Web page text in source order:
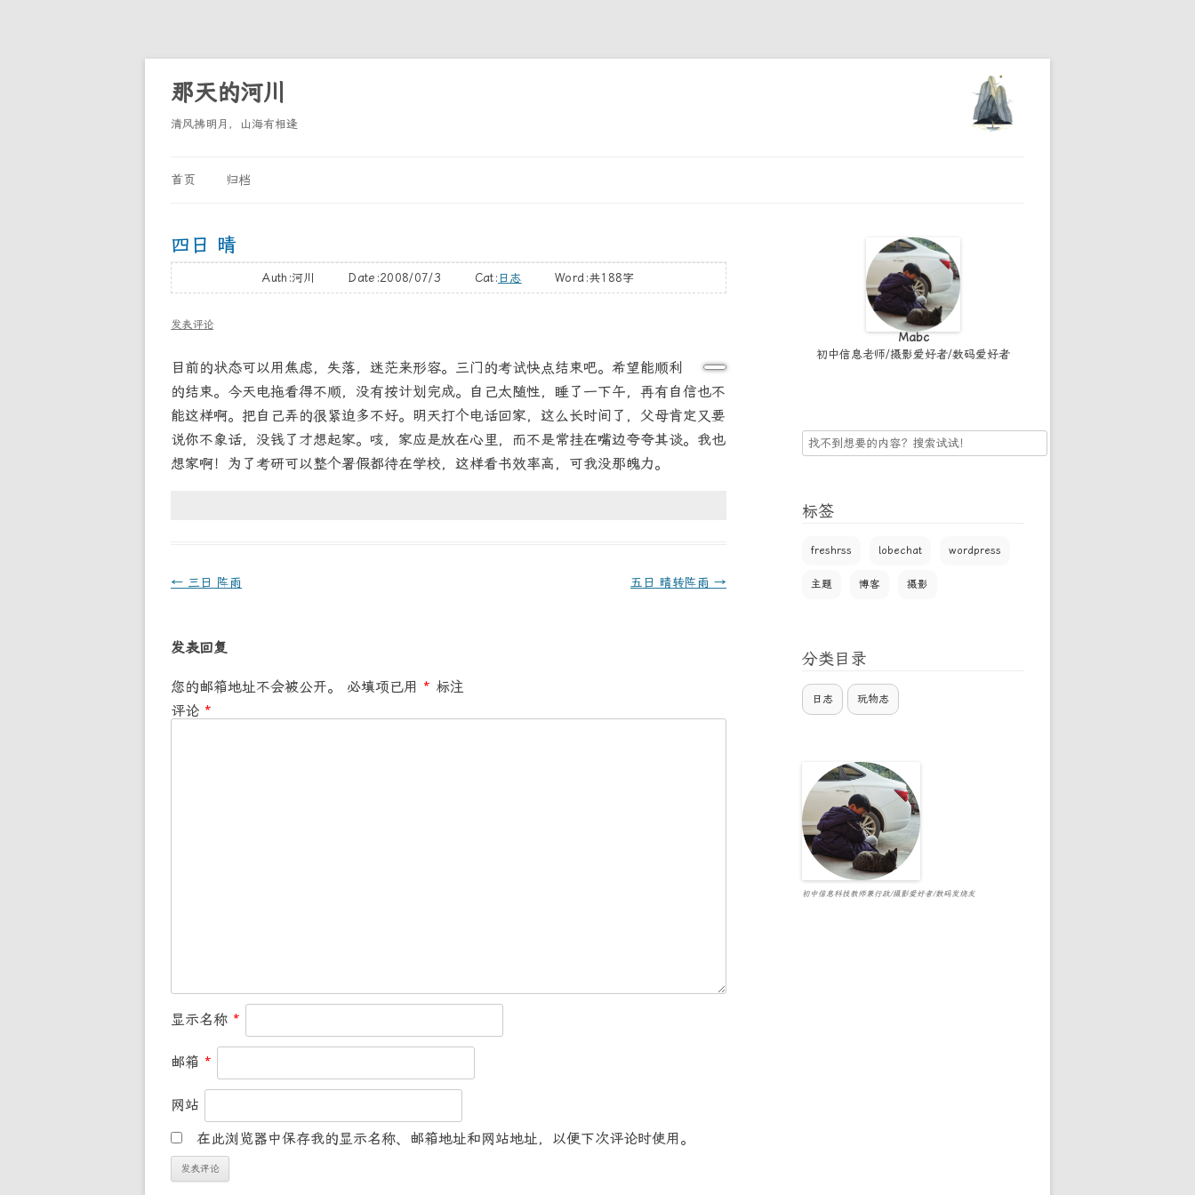
那天的河川
清风拂明月，山海有相逢
首页 归档
四日 晴
Auth:河川 Date:2008/07/3 Cat: 日志 Word:共188字
发表评论
目前的状态可以用焦虑，失落，迷茫来形容。三门的考试快点结束吧。希望能顺利
的结束。今天电拖看得不顺，没有按计划完成。自己太随性，睡了一下午，再有自信也不
能这样啊。把自己弄的很紧迫多不好。明天打个电话回家，这么长时间了，父母肯定又要
说你不象话，没钱了才想起家。咳，家应是放在心里，而不是常挂在嘴边夸夸其谈。我也
想家啊！为了考研可以整个署假都待在学校，这样看书效率高，可我没那魄力。
文
航
← 三日 阵雨 五日 晴转阵雨 →
发表回复
您的邮箱地址不会被公开。 必填项已用 * 标注
评论 *
显示名称 *
邮箱 *
网站
在此浏览器中保存我的显示名称、邮箱地址和网站地址，以便下次评论时使用。
Mabc
初中信息老师/摄影爱好者/数码爱好者
搜
标签
freshrss lobechat wordpress
主题 博客 摄影
分类目录
日志 玩物志
初中信息科技教师兼行政/摄影爱好者/数码发烧友